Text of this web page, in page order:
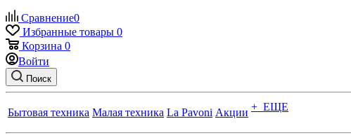
Сравнение0
Избранные товары 0
Корзина 0
Войти
Поиск
Бытовая техника Малая техника La Pavoni Акции + ЕЩЕ